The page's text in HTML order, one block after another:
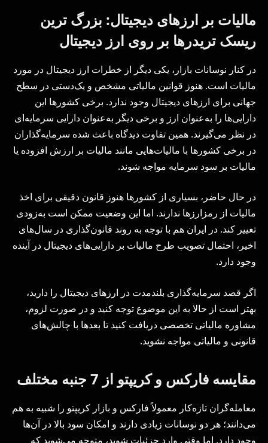
مالیات بر ارزهای دیجیتال: بزرگ ترین
ریسک تریدرها بر روی ارز دیجیتال
در کنار نوسانات بازار، یکی دیگر از خطرات ارز دیجیتال در مورد
مالیات است. هنوز قوانین مالیاتی مشخص و یک‌دستی در سطح
جهانی برای ارزهای دیجیتال وجود ندارد. برخی کشورها این
دارایی‌ها را به‌عنوان ارز و برخی دیگر به‌عنوان دارایی سرمایه‌ای
در نظر می‌گیرند. همین تفاوت دیدگاه باعث شده سرمایه‌گذاران
در برخی کشورها با مالیات‌هایی مانند مالیات بر ارزش افزوده یا
مالیات بر سود سرمایه مواجه شوند.
در حال حاضر، بسیاری از کشورها هنوز قانون دقیقی برای اخذ
مالیات از رمزارزها ندارند. اما این وضعیت ممکن است به‌زودی
تغییر کند. در ایران هم با توجه به روند قانون‌گذاری در سال‌های
اخیر، احتمال تصویب طرح مالیات بر دارایی‌های دیجیتال در آینده
وجود دارد.
اگر قصد سرمایه‌گذاری بلندمدت در ارزهای دیجیتال را دارید،
بهتر است از حالا به این موضوع توجه کنید و در صورت لزوم،
مشاوره مالیاتی تخصصی دریافت کنید تا بعدها با چالش‌های
قانونی و مالیاتی مواجه نشوید.
مقایسه فارکس و کریپتو از 7 جنبه مختلف
معامله‌گران تازه‌کار معمولاً فارکس و بازار کریپتو را شبیه به هم
می‌دانند؛ هر دو نوسانات زیادی دارند و امکان سود بالا در آن‌ها
وجود دارد. اما وقتی وارد جزئیات شوید، متوجه می‌شوید که